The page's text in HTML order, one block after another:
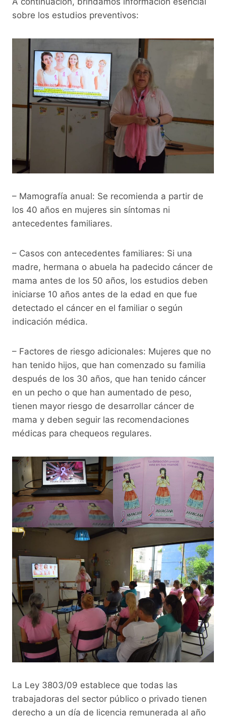
sobre los estudios preventivos:
– Mamografía anual: Se recomienda a partir de
los 40 años en mujeres sin síntomas ni
antecedentes familiares.
– Casos con antecedentes familiares: Si una
madre, hermana o abuela ha padecido cáncer de
mama antes de los 50 años, los estudios deben
iniciarse 10 años antes de la edad en que fue
detectado el cáncer en el familiar o según
indicación médica.
– Factores de riesgo adicionales: Mujeres que no
han tenido hijos, que han comenzado su familia
después de los 30 años, que han tenido cáncer
en un pecho o que han aumentado de peso,
tienen mayor riesgo de desarrollar cáncer de
mama y deben seguir las recomendaciones
médicas para chequeos regulares.
La Ley 3803/09 establece que todas las
trabajadoras del sector público o privado tienen
derecho a un día de licencia remunerada al año